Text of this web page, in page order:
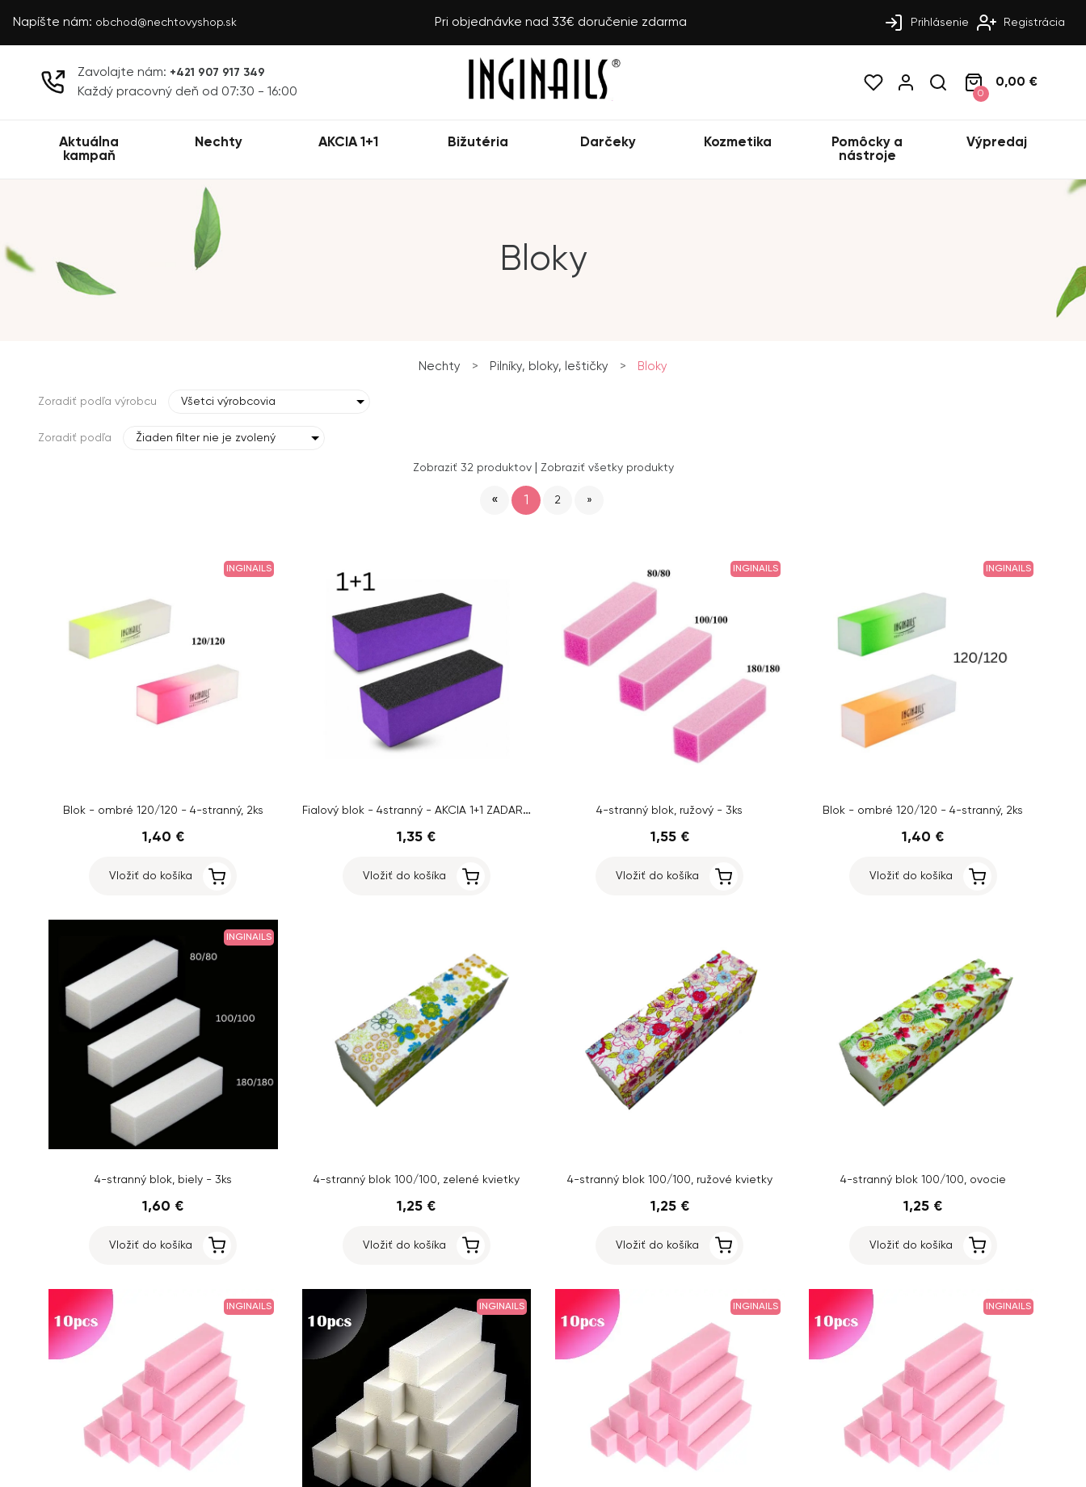
Napíšte nám: obchod@nechtovyshop.sk Pri objednávke nad 33€ doručenie zdarma Prihlásenie Registrácia
Zavolajte nám: +421 907 917 349
Každý pracovný deň od 07:30 - 16:00 0
0,00 €
Aktuálna
kampaň
Nechty AKCIA 1+1 Bižutéria Darčeky Kozmetika
Pomôcky a
nástroje
Výpredaj
Bloky
Nechty > Pilníky, bloky, leštičky > Bloky
Zoradiť podľa výrobcu Všetci výrobcovia
Zoradiť podľa Žiaden filter nie je zvolený
Zobraziť 32 produktov| Zobraziť všetky produkty
« 1 2 »
INGINAILS
Blok - ombré 120/120 - 4-stranný, 2ks
1,40 €
Vložiť do košíka
Fialový blok - 4stranný - AKCIA 1+1 ZADARMO
1,35 €
Vložiť do košíka
INGINAILS
4-stranný blok, ružový - 3ks
1,55 €
Vložiť do košíka
INGINAILS
Blok - ombré 120/120 - 4-stranný, 2ks
1,40 €
Vložiť do košíka
INGINAILS
4-stranný blok, biely - 3ks
1,60 €
Vložiť do košíka
4-stranný blok 100/100, zelené kvietky
1,25 €
Vložiť do košíka
4-stranný blok 100/100, ružové kvietky
1,25 €
Vložiť do košíka
4-stranný blok 100/100, ovocie
1,25 €
Vložiť do košíka
INGINAILS INGINAILS INGINAILS INGINAILS